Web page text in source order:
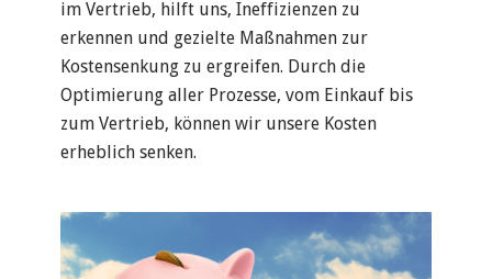
im Vertrieb, hilft uns, Ineffizienzen zu
erkennen und gezielte Maßnahmen zur
Kostensenkung zu ergreifen. Durch die
Optimierung aller Prozesse, vom Einkauf bis
zum Vertrieb, können wir unsere Kosten
erheblich senken.